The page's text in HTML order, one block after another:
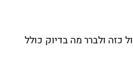
ולברר מה בדיוק כולל